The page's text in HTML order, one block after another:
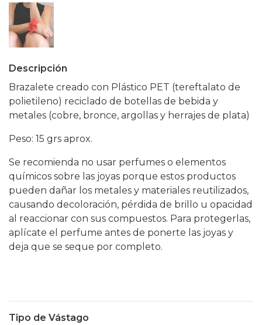
Descripción
Brazalete creado con Plástico PET (tereftalato de
polietileno) reciclado de botellas de bebida y
metales (cobre, bronce, argollas y herrajes de plata)
Peso: 15 grs aprox.
Se recomienda no usar perfumes o elementos
químicos sobre las joyas porque estos productos
pueden dañar los metales y materiales reutilizados,
causando decoloración, pérdida de brillo u opacidad
al reaccionar con sus compuestos. Para protegerlas,
aplícate el perfume antes de ponerte las joyas y
deja que se seque por completo.
Tipo de Vástago